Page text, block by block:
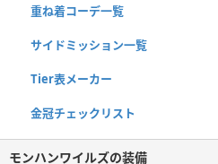
重ね着コーデ一覧
サイドミッション一覧
Tier表メーカー
金冠チェックリスト
モンハンワイルズの装備